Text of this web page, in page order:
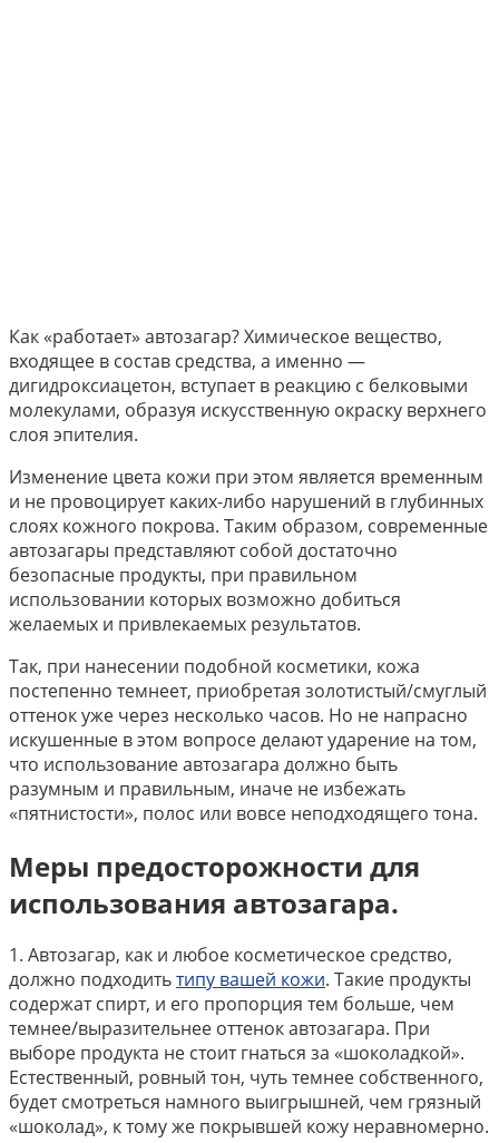
Как «работает» автозагар? Химическое вещество,
входящее в состав средства, а именно —
дигидроксиацетон, вступает в реакцию с белковыми
молекулами, образуя искусственную окраску верхнего
слоя эпителия.
Изменение цвета кожи при этом является временным
и не провоцирует каких-либо нарушений в глубинных
слоях кожного покрова. Таким образом, современные
автозагары представляют собой достаточно
безопасные продукты, при правильном
использовании которых возможно добиться
желаемых и привлекаемых результатов.
Так, при нанесении подобной косметики, кожа
постепенно темнеет, приобретая золотистый/смуглый
оттенок уже через несколько часов. Но не напрасно
искушенные в этом вопросе делают ударение на том,
что использование автозагара должно быть
разумным и правильным, иначе не избежать
«пятнистости», полос или вовсе неподходящего тона.
Меры предосторожности для
использования автозагара.
1. Автозагар, как и любое косметическое средство,
должно подходитьтипу вашей кожи. Такие продукты
содержат спирт, и его пропорция тем больше, чем
темнее/выразительнее оттенок автозагара. При
выборе продукта не стоит гнаться за «шоколадкой».
Естественный, ровный тон, чуть темнее собственного,
будет смотреться намного выигрышней, чем грязный
«шоколад», к тому же покрывшей кожу неравномерно.